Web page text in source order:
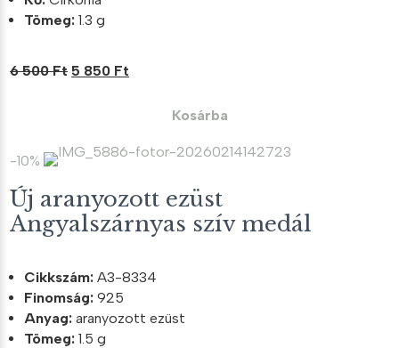
Tömeg: 1.3 g
6 500Ft Original
500 Ft.
5 850 Ft
850 Ft.
Kosárba
-10%
Új aranyozott ezüst
Angyalszárnyas szív medál
Cikkszám: A3-8334
Finomság: 925
Anyag: aranyozott ezüst
Tömeg: 1.5 g